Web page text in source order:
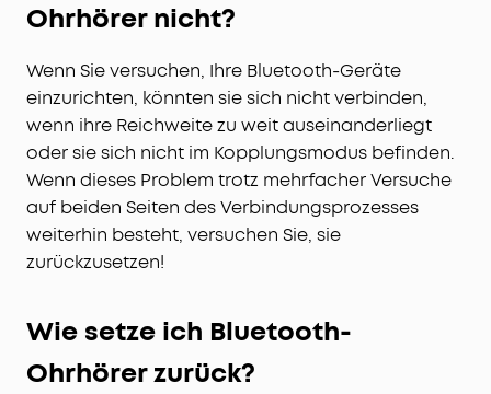
Stunden Wiedergabezeit nach nur einer Ladung,
Ladecase verlängert. Und noch besser, eine
schnelle 10-minütige Ladung liefert
beeindruckende 5,5 Stunden Musik!
Ohrhörer nicht?
Wenn Sie versuchen, Ihre Bluetooth-Geräte
einzurichten, könnten sie sich nicht verbinden,
wenn ihre Reichweite zu weit auseinanderliegt
oder sie sich nicht im Kopplungsmodus befinden.
Wenn dieses Problem trotz mehrfacher Versuche
auf beiden Seiten des Verbindungsprozesses
weiterhin besteht, versuchen Sie, sie
zurückzusetzen!
Wie setze ich Bluetooth-
Ohrhörer zurück?